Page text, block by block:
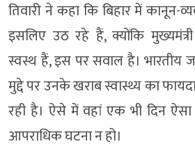
तिवारी ने कहा कि बिहार में कानून-
इसलिए उठ रहे हैं, क्योंकि
स्वस्थ हैं, इस पर सवाल है। भारतीय
मुद्दे पर उनके खराब स्वास्थ्य का
रही है। ऐसे में वहां एक भी दिन
आपराधिक घटना न हो।